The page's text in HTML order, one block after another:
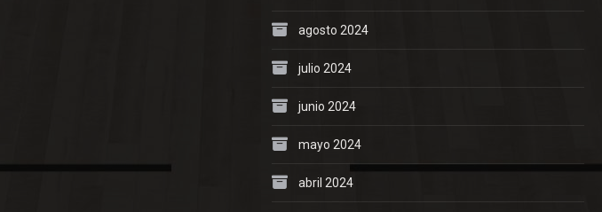
agosto 2024
julio 2024
junio 2024
mayo 2024
abril 2024